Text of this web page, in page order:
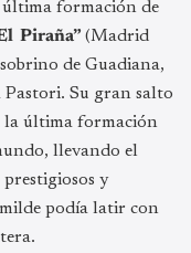
última formación de
Piraña” (Madrid
de Guadiana,
Su gran salto
la última formación
llevando el
y
podía latir con